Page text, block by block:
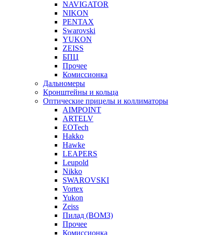
NAVIGATOR
NIKON
PENTAX
Swarovski
YUKON
ZEISS
БПЦ
Прочее
Комиссионка
Дальномеры
Кронштейны и кольца
Оптические прицелы и коллиматоры
AIMPOINT
ARTELV
EOTech
Hakko
Hawke
LEAPERS
Leupold
Nikko
SWAROVSKI
Vortex
Yukon
Zeiss
Пилад (ВОМЗ)
Прочее
Комиссионка